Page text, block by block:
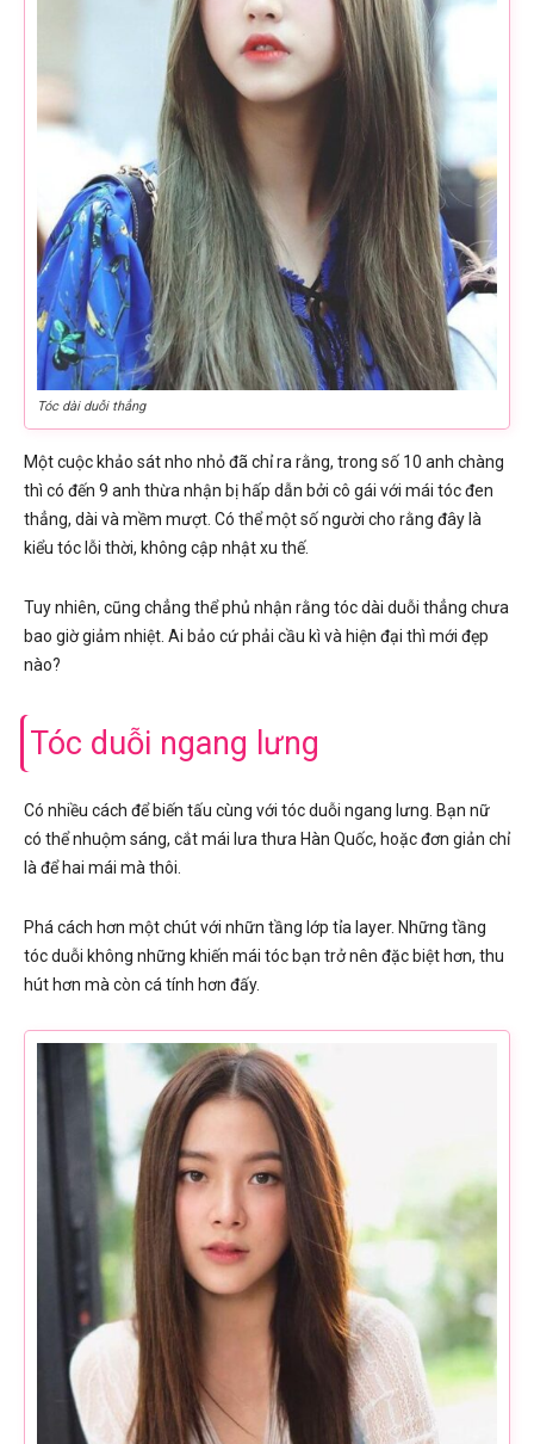
Tóc dài duỗi thẳng
Một cuộc khảo sát nho nhỏ đã chỉ ra rằng, trong số 10 anh chàng
thì có đến 9 anh thừa nhận bị hấp dẫn bởi cô gái với mái tóc đen
thẳng, dài và mềm mượt. Có thể một số người cho rằng đây là
kiểu tóc lỗi thời, không cập nhật xu thế.
Tuy nhiên, cũng chẳng thể phủ nhận rằng tóc dài duỗi thẳng chưa
bao giờ giảm nhiệt. Ai bảo cứ phải cầu kì và hiện đại thì mới đẹp
nào?
Tóc duỗi ngang lưng
Có nhiều cách để biến tấu cùng với tóc duỗi ngang lưng. Bạn nữ
có thể nhuộm sáng, cắt mái lưa thưa Hàn Quốc, hoặc đơn giản chỉ
là để hai mái mà thôi.
Phá cách hơn một chút với nhữn tầng lớp tỉa layer. Những tầng
tóc duỗi không những khiến mái tóc bạn trở nên đặc biệt hơn, thu
hút hơn mà còn cá tính hơn đấy.